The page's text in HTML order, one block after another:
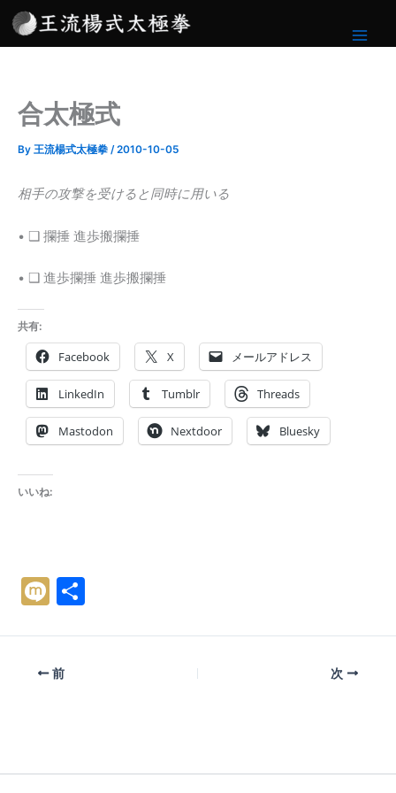
を
合太極式
By 王流楊式太極拳 /2010-10-05
相手の攻撃を受けると同時に用いる
• ❑ 攔捶 進歩搬攔捶
• ❑ 進歩攔捶 進歩搬攔捶
共有:
Facebook X メールアドレス
LinkedIn Tumblr Threads
Mastodon Nextdoor Bluesky
いいね:
M
i
前 次